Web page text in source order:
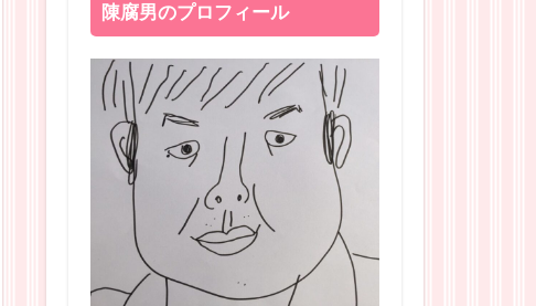
陳腐男のプロフィール